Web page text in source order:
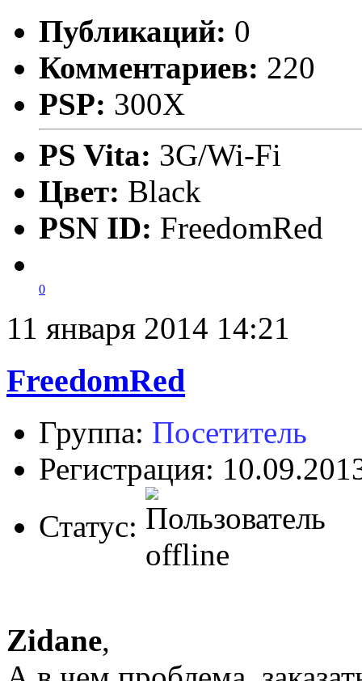
Публикаций: 0
Комментариев: 220
PSP: 300X
PS Vita: 3G/Wi-Fi
Цвет: Black
PSN ID: FreedomRed
0
11 января 2014 14:21
FreedomRed
Группа: Посетитель
Регистрация:
Статус:
Zidane,